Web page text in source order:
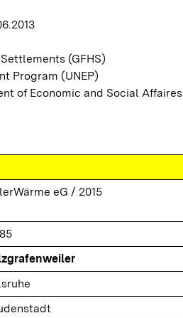
(GFHS)
Program (UNEP)
of Economic and Social Affaires
eG / 2015